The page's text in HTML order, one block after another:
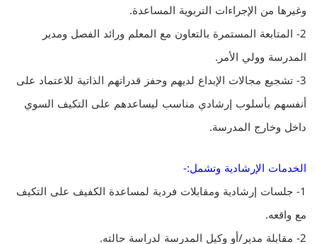
وغيرها من الإجراءات التربوية المساعدة.
2- المتابعة المستمرة بالتعاون مع المعلم ورائد الفصل ومدير
المدرسة وولي الأمر.
3- تشجيع مجالات الإبداع لديهم وحفز قدراتهم الذاتية للاعتماد على
أنفسهم بأسلوب إرشادي مناسب ليساعدهم على التكيف السوي
داخل وخارج المدرسة.
الخدمات الإرشادية وتشمل:-
1- جلسات إرشادية ومقابلات فردية لمساعدة الكفيف على التكيف
مع واقعه.
2- مقابلة مدير/أو وكيل المدرسة لدراسة حالته.